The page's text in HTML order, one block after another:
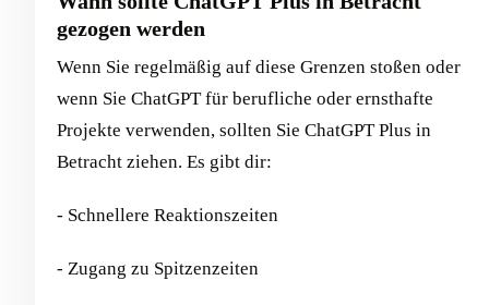
gezogen werden
Wenn Sie regelmäßig auf diese Grenzen stoßen oder
wenn Sie ChatGPT für berufliche oder ernsthafte
Projekte verwenden, sollten Sie ChatGPT Plus in
Betracht ziehen. Es gibt dir:
- Schnellere Reaktionszeiten
- Zugang zu Spitzenzeiten